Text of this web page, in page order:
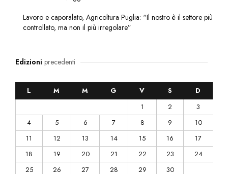
Lavoro e caporalato, Agricoltura Puglia: “Il nostro è il settore più
controllato, ma non il più irregolare”
Edizioni precedenti
L M M G V S
D
1
2
3
4
5 6 7 8 9
10
11
12 13 14 15 16
17
18
19 20 21 22 23
24
25
26 27 28 29 30